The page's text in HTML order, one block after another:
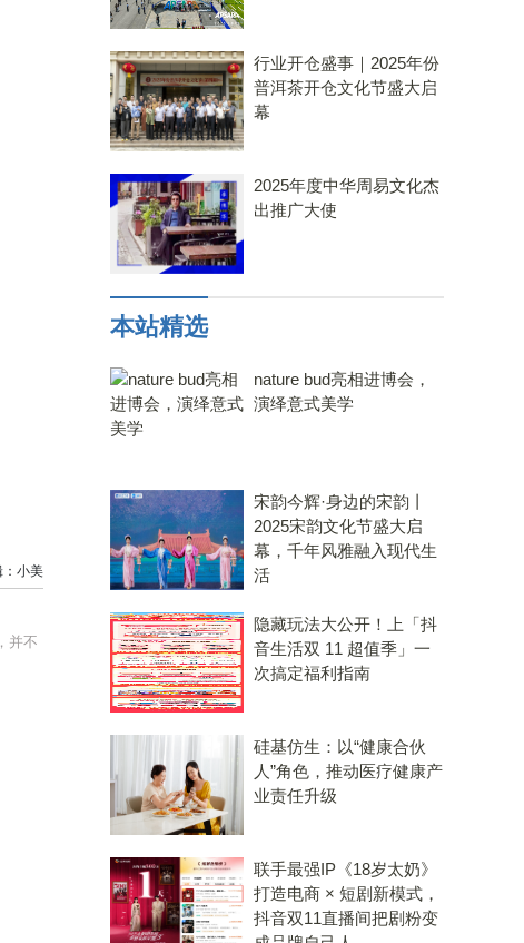
：小美
并不
行业开仓盛事｜2025年份
普洱茶开仓文化节盛大启
幕
2025年度中华周易文化杰
出推广大使
本站精选
nature bud亮相进博会，
演绎意式美学
宋韵今辉·身边的宋韵丨
2025宋韵文化节盛大启
幕，千年风雅融入现代生
活
隐藏玩法大公开！上「抖
音生活双 11 超值季」一
次搞定福利指南
硅基仿生：以“健康合伙
人”角色，推动医疗健康产
业责任升级
联手最强IP《18岁太奶》
打造电商 × 短剧新模式，
抖音双11直播间把剧粉变